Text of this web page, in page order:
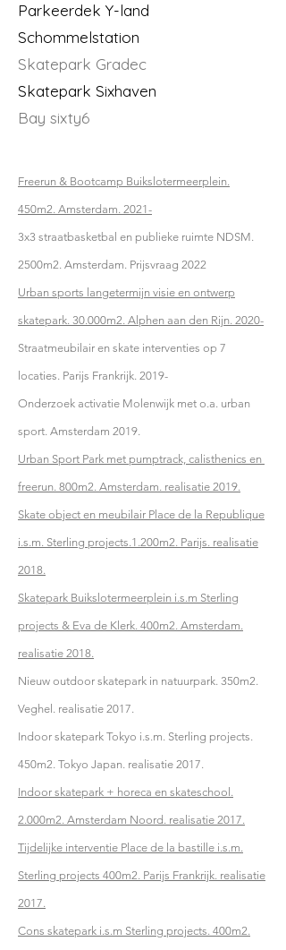
Parkeerdek Y-land
Schommelstation
Skatepark Gradec
Skatepark Sixhaven
Bay sixty6
Freerun & Bootcamp Buikslotermeerplein.
450m2. Amsterdam. 2021-
3x3 straatbasketbal en publieke ruimte NDSM.
2500m2. Amsterdam. Prijsvraag 2022
Urban sports langetermijn visie en ontwerp
skatepark. 30.000m2. Alphen aan den Rijn. 2020-
Straatmeubilair en skate interventies op 7
locaties. Parijs Frankrijk. 2019-
Onderzoek activatie Molenwijk met o.a. urban
sport. Amsterdam 2019.
Urban Sport Park met pumptrack, calisthenics en
freerun. 800m2. Amsterdam. realisatie 2019.
Skate object en meubilair Place de la Republique
i.s.m. Sterling projects.1.200m2. Parijs. realisatie
2018.
Skatepark Buikslotermeerplein i.s.m Sterling
projects & Eva de Klerk. 400m2. Amsterdam.
realisatie 2018.
Nieuw outdoor skatepark in natuurpark. 350m2.
Veghel. realisatie 2017.
Indoor skatepark Tokyo i.s.m. Sterling projects.
450m2. Tokyo Japan. realisatie 2017.
Indoor skatepark + horeca en skateschool.
2.000m2. Amsterdam Noord. realisatie 2017.
Tijdelijke interventie Place de la bastille i.s.m.
Sterling projects 400m2. Parijs Frankrijk. realisatie
2017.
Cons skatepark i.s.m Sterling projects. 400m2.